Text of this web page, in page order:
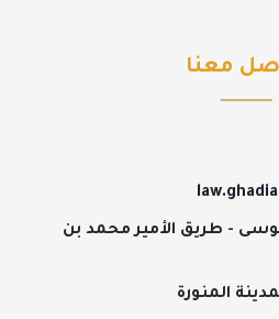
معنا
- طريق الأمير محمد بن
المنورة